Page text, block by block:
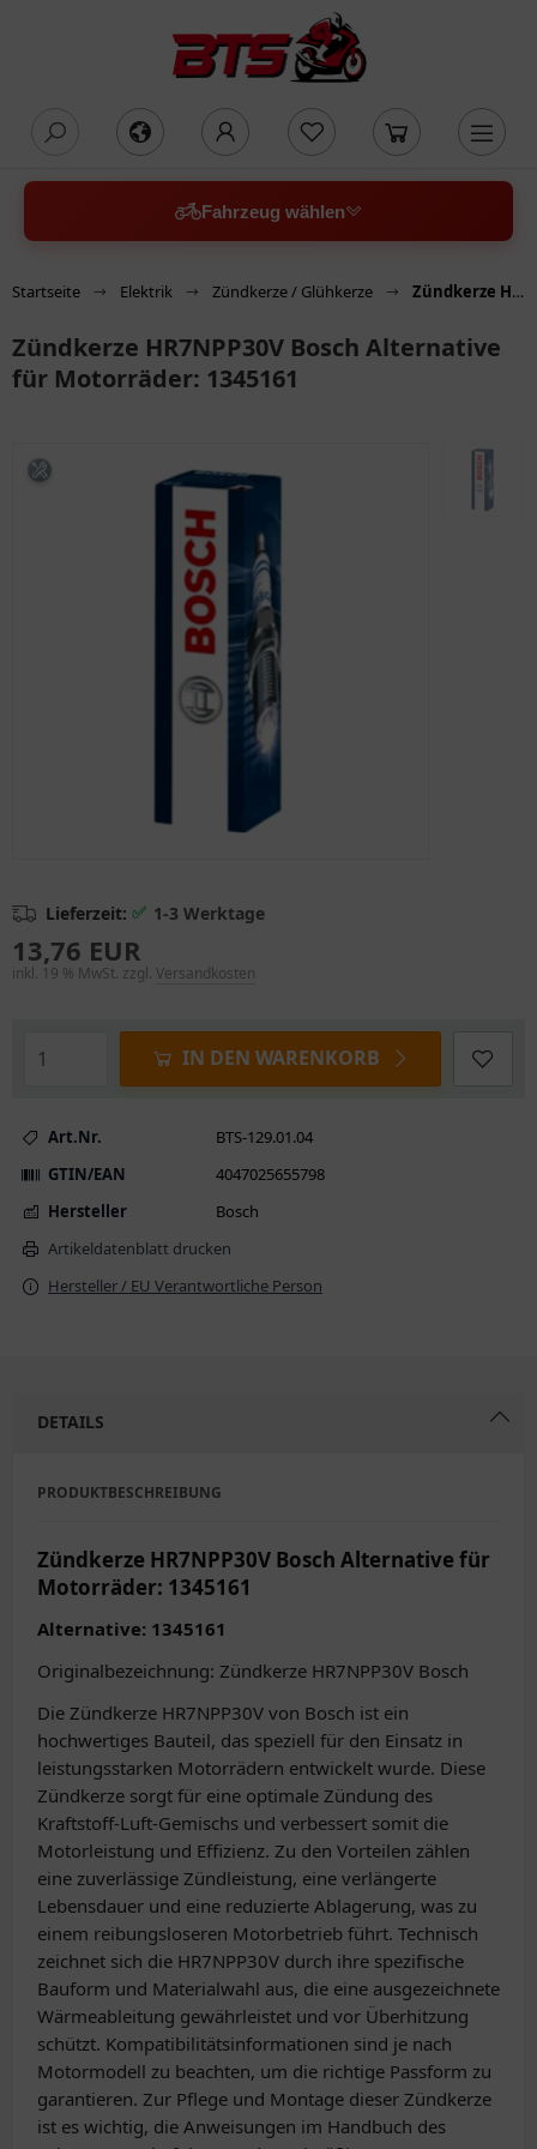
Fahrzeug wählen
Startseite Elektrik Zündkerze / Glühkerze Zündkerze HR7NPP30V Bosch Alternative für Motorräder: 1345161
Zündkerze HR7NPP30V Bosch Alternative
für Motorräder: 1345161
Lieferzeit: ✅ 1-3 Werktage
13,76 EUR
inkl. 19 % MwSt. zzgl. Versandkosten
IN DEN WARENKORB
Art.Nr.
BTS-129.01.04
GTIN/EAN
4047025655798
Hersteller
Bosch
Artikeldatenblatt drucken
Hersteller / EU Verantwortliche Person
DETAILS
PRODUKTBESCHREIBUNG
Zündkerze HR7NPP30V Bosch Alternative für
Motorräder: 1345161
Alternative: 1345161
Originalbezeichnung: Zündkerze HR7NPP30V Bosch
Die Zündkerze HR7NPP30V von Bosch ist ein
hochwertiges Bauteil, das speziell für den Einsatz in
leistungsstarken Motorrädern entwickelt wurde. Diese
Zündkerze sorgt für eine optimale Zündung des
Kraftstoff-Luft-Gemischs und verbessert somit die
Motorleistung und Effizienz. Zu den Vorteilen zählen
eine zuverlässige Zündleistung, eine verlängerte
Lebensdauer und eine reduzierte Ablagerung, was zu
einem reibungsloseren Motorbetrieb führt. Technisch
zeichnet sich die HR7NPP30V durch ihre spezifische
Bauform und Materialwahl aus, die eine ausgezeichnete
Wärmeableitung gewährleistet und vor Überhitzung
schützt. Kompatibilitätsinformationen sind je nach
Motormodell zu beachten, um die richtige Passform zu
garantieren. Zur Pflege und Montage dieser Zündkerze
ist es wichtig, die Anweisungen im Handbuch des